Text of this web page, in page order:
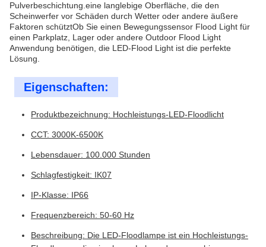
Pulverbeschichtung.eine langlebige Oberfläche, die den
Scheinwerfer vor Schäden durch Wetter oder andere äußere
Faktoren schütztOb Sie einen Bewegungssensor Flood Light für
einen Parkplatz, Lager oder andere Outdoor Flood Light
Anwendung benötigen, die LED-Flood Light ist die perfekte
Lösung.
Eigenschaften:
Produktbezeichnung: Hochleistungs-LED-Floodlicht
CCT: 3000K-6500K
Lebensdauer: 100.000 Stunden
Schlagfestigkeit: IK07
IP-Klasse: IP66
Frequenzbereich: 50-60 Hz
Beschreibung: Die LED-Floodlampe ist ein Hochleistungs-